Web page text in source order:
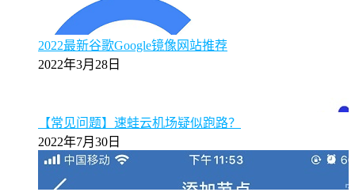
2022最新谷歌Google镜像网站推荐
2022年3月28日
【常见问题】速蛙云机场疑似跑路？
2022年7月30日